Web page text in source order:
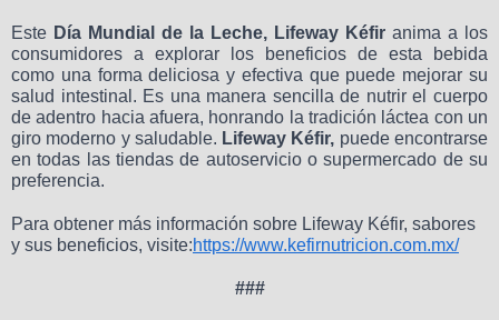
Este Día Mundial de la Leche, Lifeway Kéfir anima a los
consumidores a explorar los beneficios de esta bebida
como una forma deliciosa y efectiva que puede mejorar su
salud intestinal. Es una manera sencilla de nutrir el cuerpo
de adentro hacia afuera, honrando la tradición láctea con un
giro moderno y saludable. Lifeway Kéfir, puede encontrarse
en todas las tiendas de autoservicio o supermercado de su
preferencia.
Para obtener más información sobre Lifeway Kéfir, sabores
y sus beneficios, visite:https://www.kefirnutricion.com.mx/
###